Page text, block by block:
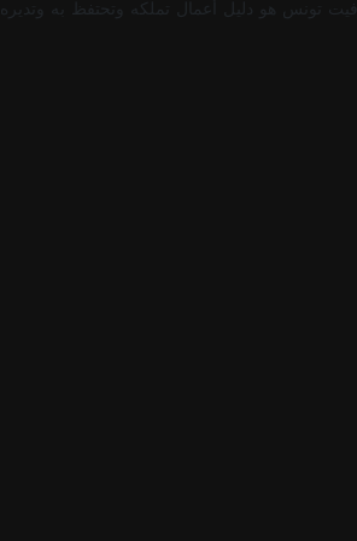
تونس هو دليل أعمال تملكه وتحتفظ به وتديره